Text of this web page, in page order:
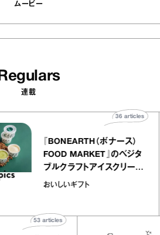
ムービー
Regulars
連載
『BONEARTH（ボナース
FOOD MARKET』のベジ
ブルクラフトアイスクリ
｜真野知子の「おいしい
おいしいギフト
36
articles